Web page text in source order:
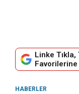
Linke
Favorilerine
HABERLER